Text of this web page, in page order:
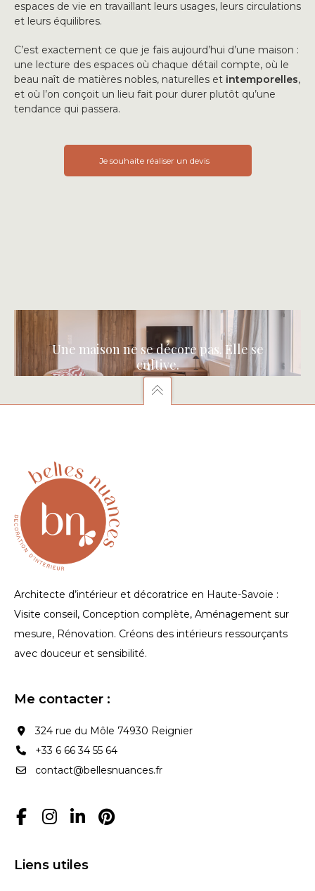
espaces de vie en travaillant leurs usages, leurs circulations
et leurs équilibres.
C’est exactement ce que je fais aujourd’hui d’une maison :
une lecture des espaces où chaque détail compte, où le
beau naît de matières nobles, naturelles et intemporelles,
et où l’on conçoit un lieu fait pour durer plutôt qu’une
tendance qui passera.
Je souhaite réaliser un devis
Une maison ne se décore pas. Elle se
cultive.
Architecte d’intérieur et décoratrice en Haute-Savoie :
Visite conseil, Conception complète, Aménagement sur
mesure, Rénovation. Créons des intérieurs ressourçants
avec douceur et sensibilité.
Me contacter :
324 rue du Môle 74930 Reignier
+33 6 66 34 55 64
contact@bellesnuances.fr
Liens utiles